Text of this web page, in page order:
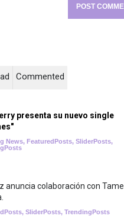
Commented
presenta su nuevo single
News, FeaturedPosts, SliderPosts,
anuncia colaboración con Tame
, SliderPosts, TrendingPosts